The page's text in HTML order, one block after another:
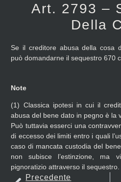
Art. 2793 –
Della
Se il creditore abusa della cosa
può domandarne il sequestro 670
Note
(1) Classica ipotesi in cui il
abusa del bene dato in pegno è la
Può tuttavia esserci una
di eccesso dei limiti entro i quali
caso di mancata custodia del
non subisce l’estinzione, ma
pignoratizio attraverso il sequestro.
Precedente